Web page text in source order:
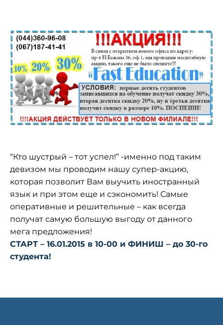
“Кто шустрый – тот успел!” -именно под таким
девизом мы проводим нашу супер-акцию,
которая позволит Вам выучить иностранный
язык и при этом еще и сэкономить! Самые
оперативные и решительные – как всегда
получат самую большую выгоду от данного
мега предложения!
СТАРТ – 16.01.2015 в 10-00 и ФИНИШ – до 30-го
студента!